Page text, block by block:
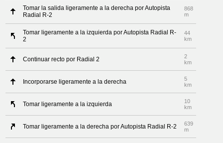
Tomar la salida ligeramente a la derecha por Autopista
Radial R-2
868
m
Tomar ligeramente a la izquierda por Autopista Radial R-
2
44
km
Continuar recto por Radial 2
2
km
Incorporarse ligeramente a la derecha
5
km
Tomar ligeramente a la izquierda
10
km
Tomar ligeramente a la derecha por Autopista Radial R-2
639
m